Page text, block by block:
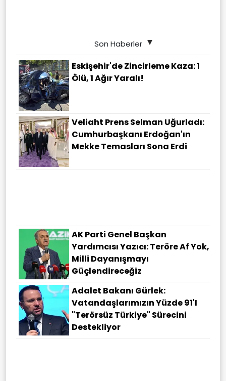
Son Haberler
Eskişehir'de Zincirleme Kaza: 1
Ölü, 1 Ağır Yaralı!
Veliaht Prens Selman Uğurladı:
Cumhurbaşkanı Erdoğan'ın
Mekke Temasları Sona Erdi
AK Parti Genel Başkan
Yardımcısı Yazıcı: Teröre Af Yok,
Milli Dayanışmayı
Güçlendireceğiz
Adalet Bakanı Gürlek:
Vatandaşlarımızın Yüzde 91'i
"Terörsüz Türkiye" Sürecini
Destekliyor